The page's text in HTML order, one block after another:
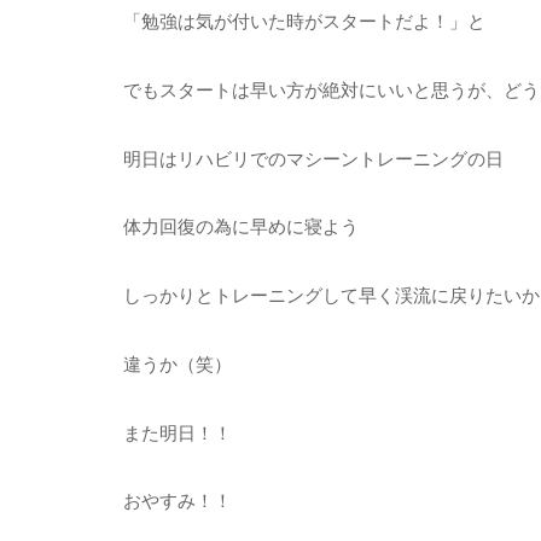
「勉強は気が付いた時がスタートだよ！」と
でもスタートは早い方が絶対にいいと思うが、どう
明日はリハビリでのマシーントレーニングの日
体力回復の為に早めに寝よう
しっかりとトレーニングして早く渓流に戻りたい
違うか（笑）
また明日！！
おやすみ！！